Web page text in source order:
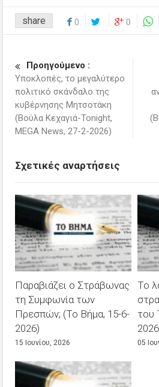
share 0 0
Προηγούμενο :
Υποκλοπές, το μεγαλύτερο
πολιτικό σκάνδαλο της
κυβέρνησης Μητσοτάκη
(Βούλα Κεχαγιά-Tonight,
MEGA News, 27-2-2026)
Σχετικές αναρτήσεις
Παραβιάζει ο Στράβωνας
τη Συμφωνία των
Πρεσπών; (Το Βήμα, 15-6-
2026)
15 Ιουνίου, 2026
Το
του
05